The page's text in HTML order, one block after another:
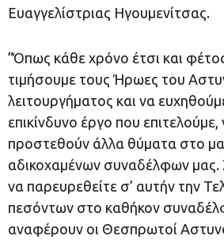
Ευαγγελίστριας Ηγουμενίτσας.
”Όπως κάθε χρόνο έτσι και
τιμήσουμε τους Ήρωες του
λειτουργήματος και να
επικίνδυνο έργο που επιτελούμε,
προστεθούν άλλα θύματα στο
αδικοχαμένων συναδέλφων μας.
να παρευρεθείτε σ’ αυτήν την
πεσόντων στο καθήκον
αναφέρουν οι Θεσπρωτοί